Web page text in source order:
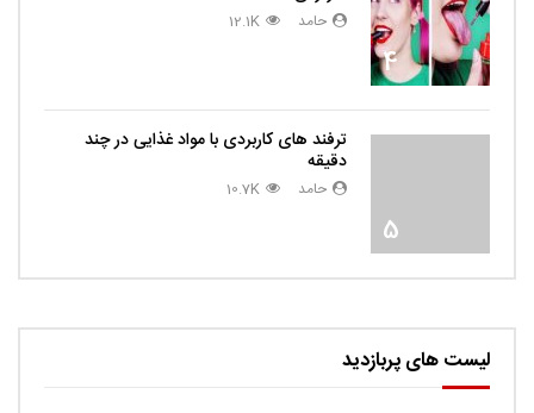
4
حامد 12.1K
5
ترفند های کاربردی با مواد غذایی در چند
دقیقه
حامد 10.7K
لیست های پربازدید